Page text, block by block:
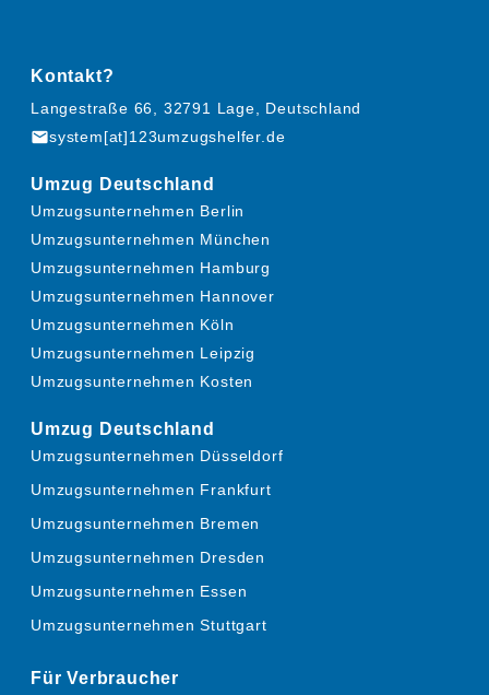
Kontakt?
Langestraße 66, 32791 Lage, Deutschland
mailsystem[at]123umzugshelfer.de
Umzug Deutschland
Umzugsunternehmen Berlin
Umzugsunternehmen München
Umzugsunternehmen Hamburg
Umzugsunternehmen Hannover
Umzugsunternehmen Köln
Umzugsunternehmen Leipzig
Umzugsunternehmen Kosten
Umzug Deutschland
Umzugsunternehmen Düsseldorf
Umzugsunternehmen Frankfurt
Umzugsunternehmen Bremen
Umzugsunternehmen Dresden
Umzugsunternehmen Essen
Umzugsunternehmen Stuttgart
Für Verbraucher